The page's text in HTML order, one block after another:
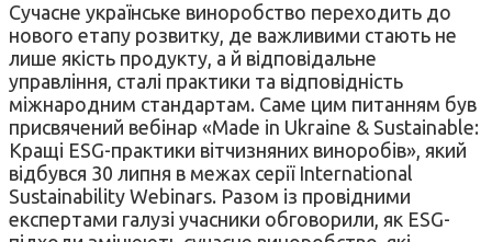
Сучасне українське виноробство переходить до
нового етапу розвитку, де важливими стають не
лише якість продукту, а й відповідальне
управління, сталі практики та відповідність
міжнародним стандартам. Саме цим питанням був
присвячений вебінар «Made in Ukraine & Sustainable:
Кращі ESG-практики вітчизняних виноробів», який
відбувся 30 липня в межах серії International
Sustainability Webinars. Разом із провідними
експертами галузі учасники обговорили, як ESG-